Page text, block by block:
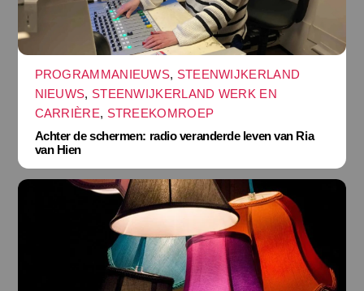
PROGRAMMANIEUWS, STEENWIJKERLAND
NIEUWS, STEENWIJKERLAND WERK EN
CARRIÈRE, STREEKOMROEP
Achter de schermen: radio veranderde leven van Ria
van Hien